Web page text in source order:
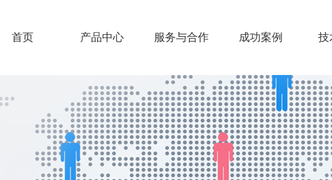
首页 产品中心 服务与合作 成功案例 技